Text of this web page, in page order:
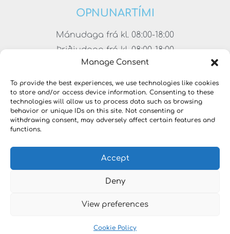
Manage Consent
To provide the best experiences, we use technologies like cookies
to store and/or access device information. Consenting to these
technologies will allow us to process data such as browsing
behavior or unique IDs on this site. Not consenting or
withdrawing consent, may adversely affect certain features and
functions.
Accept
Deny
View preferences
Cookie Policy
OPNUNARTÍMI
Mánudaga frá kl. 08:00-18:00
Þriðjudaga frá kl. 08:00-18:00
Miðvikudaga frá kl. 08:00-18:00
Fimmtudaga frá kl. 08:00-18:00
Föstudaga frá kl. 08:00-17:00
Laugardaga frá kl. 11:00-15:00